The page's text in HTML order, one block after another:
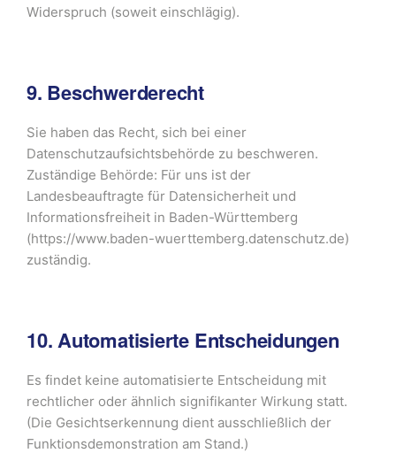
Widerspruch (soweit einschlägig).
9. Beschwerderecht
Sie haben das Recht, sich bei einer
Datenschutzaufsichtsbehörde zu beschweren.
Zuständige Behörde: Für uns ist der
Landesbeauftragte für Datensicherheit und
Informationsfreiheit in Baden-Württemberg
(https://www.baden-wuerttemberg.datenschutz.de)
zuständig.
10. Automatisierte Entscheidungen
Es findet keine automatisierte Entscheidung mit
rechtlicher oder ähnlich signifikanter Wirkung statt.
(Die Gesichtserkennung dient ausschließlich der
Funktionsdemonstration am Stand.)